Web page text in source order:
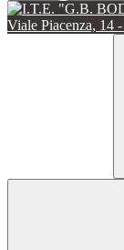
Viale Piacenza, 14